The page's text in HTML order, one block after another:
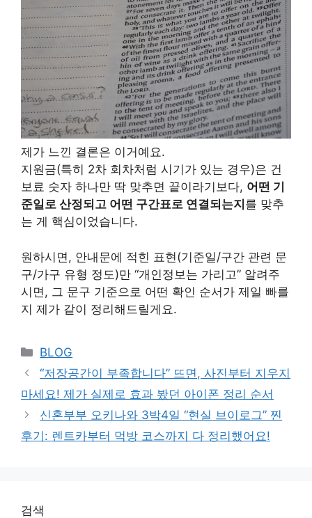
제가 느낀 결론은 이거예요.
지원금(특히 2차 회차처럼 시기가 있는 경우)은 건
보료 숫자 하나만 딱 맞추면 끝이라기보다, 어떤 기
준일로 산정되고 어떤 구간표로 연결되는지 를 맞추
는 게 핵심이었습니다.
원하시면, 안내문에 적힌 표현(기준일/구간 관련 문
구/가구 유형 정도)만 “개인정보는 가리고” 알려주
시면, 그 문구 기준으로 어떤 확인 순서가 제일 빠를
지 제가 같이 정리해드릴게요.
Categories
BLOG
“저장공간이 부족합니다” 뜨면, 사진부터 지우지
마세요! 제가 실제로 효과 봤던 아이폰 정리 순서
신혼부부 오키나와 3박4일 “현실 브이로그” 찐
후기: 렌트카부터 먹방 코스까지 다 정리했어요!
검색